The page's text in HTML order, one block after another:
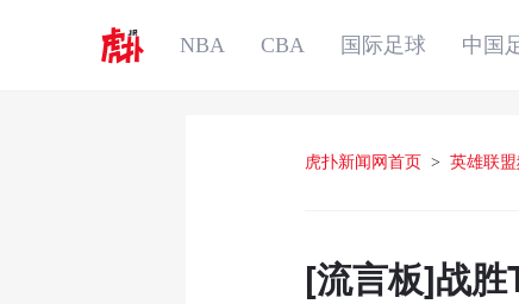
NBA CBA 国际足球 中国
虎扑新闻网首页 > 英雄联
[流言板]战